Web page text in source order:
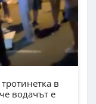
в
водачът е